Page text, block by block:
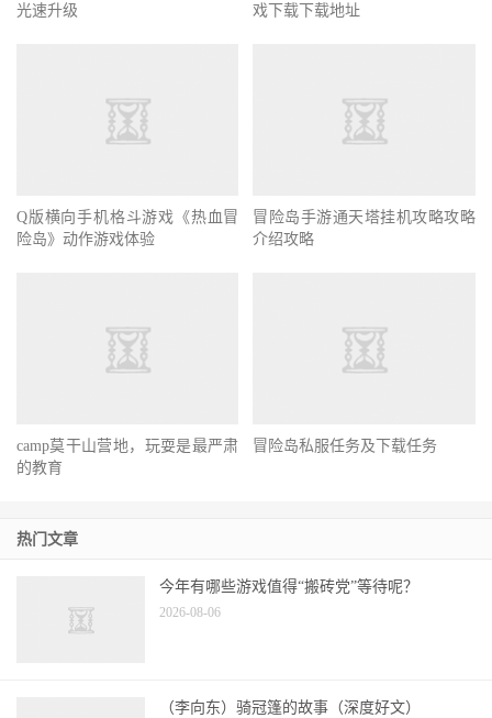
光速升级
戏下载下载地址
Q版横向手机格斗游戏《热血冒
险岛》动作游戏体验
冒险岛手游通天塔挂机攻略攻略
介绍攻略
camp莫干山营地，玩耍是最严肃
的教育
冒险岛私服任务及下载任务
热门文章
今年有哪些游戏值得“搬砖党”等待呢？
2026-08-06
（李向东）骑冠篷的故事（深度好文）